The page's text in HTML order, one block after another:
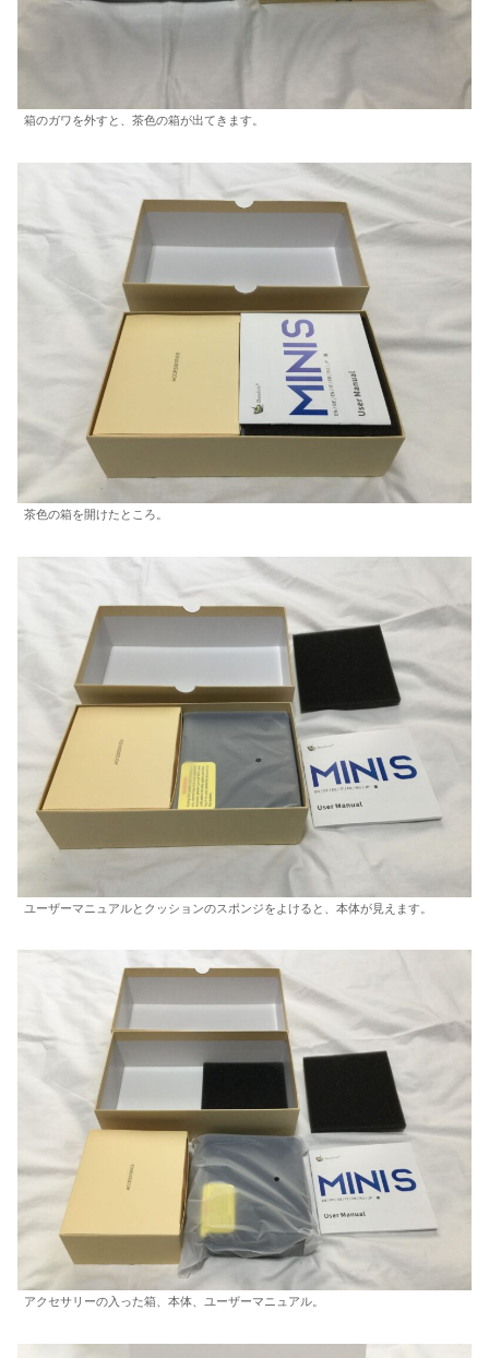
箱のガワを外すと、茶色の箱が出てきます。
茶色の箱を開けたところ。
ユーザーマニュアルとクッションのスポンジをよけると、本体が見えます。
アクセサリーの入った箱、本体、ユーザーマニュアル。